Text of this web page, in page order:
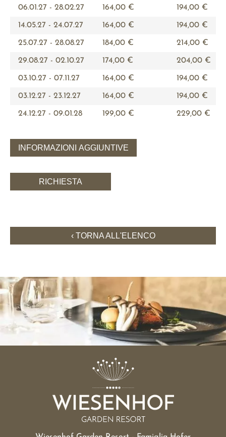
06.01.27 - 28.02.27 164,00 € 194,00 €
14.05.27 - 24.07.27 164,00 € 194,00 €
25.07.27 - 28.08.27 184,00 € 214,00 €
29.08.27 - 02.10.27 174,00 € 204,00 €
03.10.27 - 07.11.27 164,00 € 194,00 €
03.12.27 - 23.12.27 164,00 € 194,00 €
24.12.27 - 09.01.28 199,00 € 229,00 €
INFORMAZIONI AGGIUNTIVE
RICHIESTA
TORNA ALL'ELENCO